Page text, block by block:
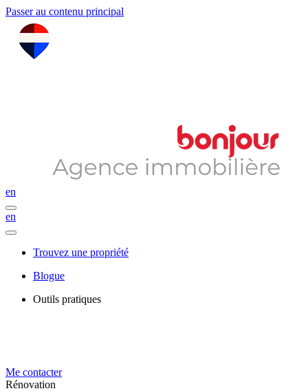
Passer au contenu principal
en
en
Trouvez une propriété
Blogue
Outils pratiques
Me contacter
Rénovation